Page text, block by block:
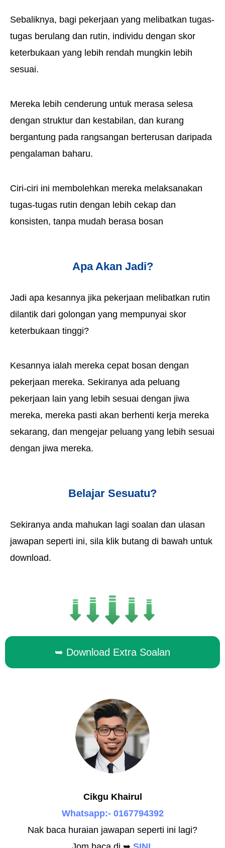
Sebaliknya, bagi pekerjaan yang melibatkan tugas-
tugas berulang dan rutin, individu dengan skor
keterbukaan yang lebih rendah mungkin lebih
sesuai.
Mereka lebih cenderung untuk merasa selesa
dengan struktur dan kestabilan, dan kurang
bergantung pada rangsangan berterusan daripada
pengalaman baharu.
Ciri-ciri ini membolehkan mereka melaksanakan
tugas-tugas rutin dengan lebih cekap dan
konsisten, tanpa mudah berasa bosan
Apa Akan Jadi?
Jadi apa kesannya jika pekerjaan melibatkan rutin
dilantik dari golongan yang mempunyai skor
keterbukaan tinggi?
Kesannya ialah mereka cepat bosan dengan
pekerjaan mereka. Sekiranya ada peluang
pekerjaan lain yang lebih sesuai dengan jiwa
mereka, mereka pasti akan berhenti kerja mereka
sekarang, dan mengejar peluang yang lebih sesuai
dengan jiwa mereka.
Belajar Sesuatu?
Sekiranya anda mahukan lagi soalan dan ulasan
jawapan seperti ini, sila klik butang di bawah untuk
download.
➥ Download Extra Soalan
Cikgu Khairul
Whatsapp:- 0167794392
Nak baca huraian jawapan seperti ini lagi?